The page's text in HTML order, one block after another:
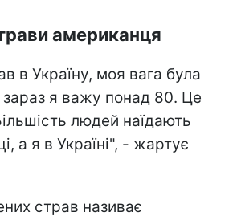
американця
в Україну, моя вага була
зараз я важу понад 80. Це
людей наїдають
а я в Україні", - жартує
страв називає